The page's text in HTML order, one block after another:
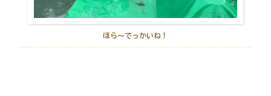
ほら～でっかいね！